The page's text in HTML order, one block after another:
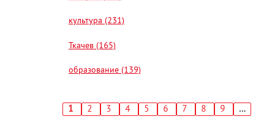
культура (231)
Ткачев (165)
образование (139)
Текущая
1 Страница
2 Страница
3 Страница
4 Страница
5 Страница
6 Страница
7 Страница
8 Страница
9 …